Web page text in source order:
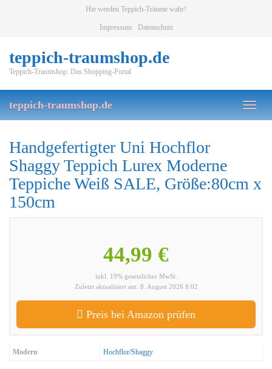
Hie werden Teppich-Träume wahr!
Impressum Datenschutz
teppich-traumshop.de
Teppich-Traumshop: Das Shopping-Portal
Toggle
teppich-traumshop.de
Handgefertigter Uni Hochflor
Shaggy Teppich Lurex Moderne
Teppiche Weiß SALE, Größe:80cm x
150cm
44,99 €
inkl. 19% gesetzlicher MwSt.
Zuletzt aktualisiert am: 8. August 2026 8:02
Preis bei Amazon prüfen
Modern Hochflor/Shaggy